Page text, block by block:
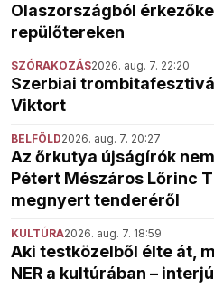
Olaszországból
repülőtereken
SZÓRAKOZÁS2026. aug. 7. 22:20
Szerbiai
Viktort
BELFÖLD2026. aug. 7. 20:27
Az őrkutya újságírók
Pétert Mészáros Lőrinc
megnyert tenderéről
KULTÚRA2026. aug. 7. 18:59
Aki testközelből élte át,
NER a kultúrában –